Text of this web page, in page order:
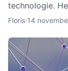
technologie.
verwachting is
Floris·14